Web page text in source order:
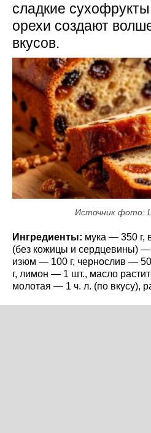
сладкие
орехи создают
вкусов.
Источник фото:
Ингредиенты: мука — 350 г,
(без кожицы и сердцевины) —
изюм — 100 г, чернослив —
г, лимон — 1 шт., масло
молотая — 1 ч. л. (по вкусу),